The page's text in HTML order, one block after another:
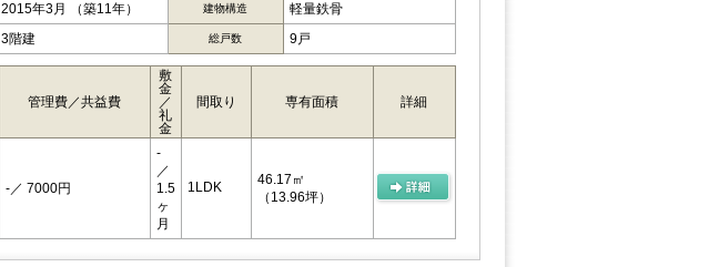
2015年3月 （築11年） 建物構造 軽量鉄骨
3階建 総戸数 9戸
管理費／共益費
敷
金
／
礼
金
間取り 専有面積 詳細
-／ 7000円
-
／
1.5
ヶ
月
1LDK
46.17㎡
（13.96坪）